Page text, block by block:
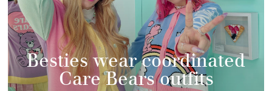
Besties wear coordinated
Care Bears outfits